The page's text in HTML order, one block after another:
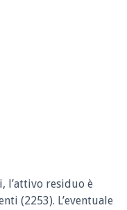
l’attivo residuo è
(2253). L’eventuale